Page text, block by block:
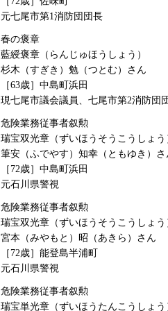
元七尾市第1消防団団長
春の褒章
藍綬褒章（らんじゅほうしょう）
杉木（すぎき）勉（つとむ）さん
［63歳］中島町浜田
現七尾市議会議員、七尾市第2消防団
危険業務従事者叙勲
瑞宝双光章（ずいほうそうこうしょう
筆安（ふでやす）知幸（ともゆき）さ
［72歳］中島町浜田
元石川県警視
危険業務従事者叙勲
瑞宝双光章（ずいほうそうこうしょう
宮本（みやもと）昭（あきら）さん
［72歳］能登島半浦町
元石川県警視
危険業務従事者叙勲
瑞宝単光章（ずいほうたんこうしょう